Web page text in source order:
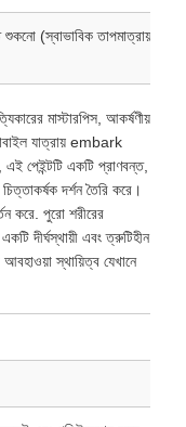
(স্বাভাবিক তাপমাত্রায়),
মাস্টারপিস, আকর্ষণীয়
যাত্রায় embark
পেইন্টটি একটি প্রাণবন্ত,
দর্শন তৈরি করে।
করে. পুরো শরীরের
দীর্ঘস্থায়ী এবং ত্রুটিহীন
স্থায়িত্ব যেখানে